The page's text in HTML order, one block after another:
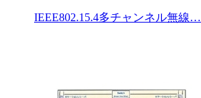
IEEE802.15.4多チャンネル無線…